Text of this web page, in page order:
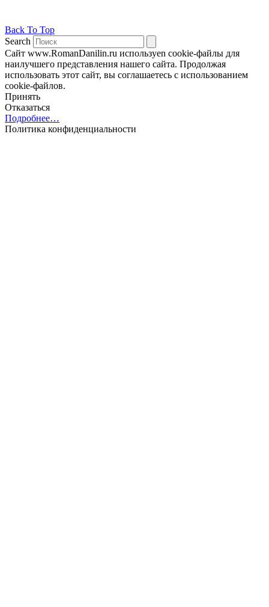
Back To Top
Search
Сайт www.RomanDanilin.ru используеn cookie-файлы для
наилучшего представления нашего сайта. Продолжая
использовать этот сайт, вы соглашаетесь с использованием
cookie-файлов.
Принять
Отказаться
Подробнее…
Политика конфиденциальности